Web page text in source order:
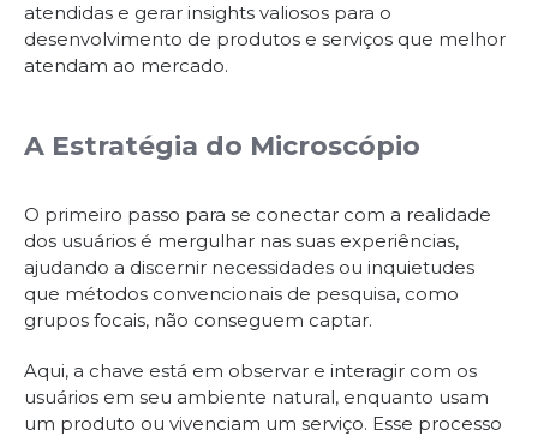
atendidas e gerar insights valiosos para o
desenvolvimento de produtos e serviços que melhor
atendam ao mercado.
A Estratégia do Microscópio
O primeiro passo para se conectar com a realidade
dos usuários é mergulhar nas suas experiências,
ajudando a discernir necessidades ou inquietudes
que métodos convencionais de pesquisa, como
grupos focais, não conseguem captar.
Aqui, a chave está em observar e interagir com os
usuários em seu ambiente natural, enquanto usam
um produto ou vivenciam um serviço. Esse processo